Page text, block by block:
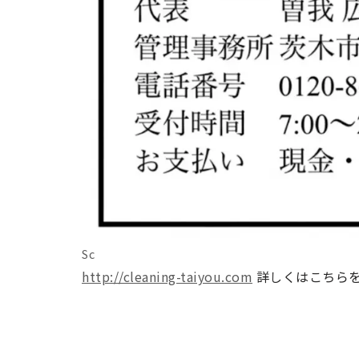
Sc
http://cleaning-taiyou.com 詳しくはこちら